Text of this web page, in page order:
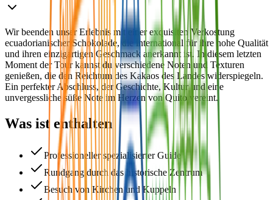
Wir beenden unser Erlebnis mit einer exquisiten Verkostung
ecuadorianischer Schokolade, die international für ihre hohe Qualität
und ihren einzigartigen Geschmack anerkannt ist. In diesem letzten
Moment der Tour kannst du verschiedene Noten und Texturen
genießen, die den Reichtum des Kakaos des Landes widerspiegeln.
Ein perfekter Abschluss, der Geschichte, Kultur und eine
unvergessliche süße Note im Herzen von Quito vereint.
Was ist enthalten
Professioneller spezialisierter Guide
Rundgang durch das historische Zentrum
Besuch von Kirchen und Kuppeln